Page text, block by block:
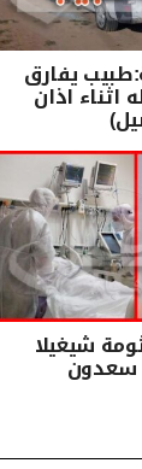
يفارق
اثناء اذان
شيغيلا
سعدون